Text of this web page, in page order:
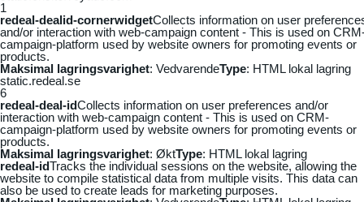
1
redeal-dealid-cornerwidgetCollects information on user
and/or interaction with web-campaign content - This is used on
campaign-platform used by website owners for promoting events or
products.
Maksimal lagringsvarighet: VedvarendeType: HTML lokal lagring
static.redeal.se
6
redeal-deal-idCollects information on user preferences and/or
interaction with web-campaign content - This is used on CRM-
campaign-platform used by website owners for promoting events or
products.
Maksimal lagringsvarighet: ØktType: HTML lokal lagring
redeal-idTracks the individual sessions on the website, allowing the
website to compile statistical data from multiple visits. This data can
also be used to create leads for marketing purposes.